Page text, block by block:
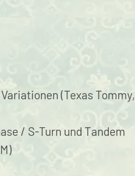
(Texas Tommy,
/ S-Turn und Tandem